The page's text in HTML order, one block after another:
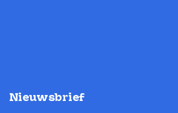
Nieuwsbrief